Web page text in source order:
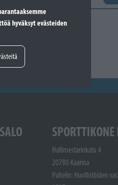
hyväksyt evästeiden
Hallimestarinkatu 4
20780 Kaarina
Puhelin: Huoltotöiden